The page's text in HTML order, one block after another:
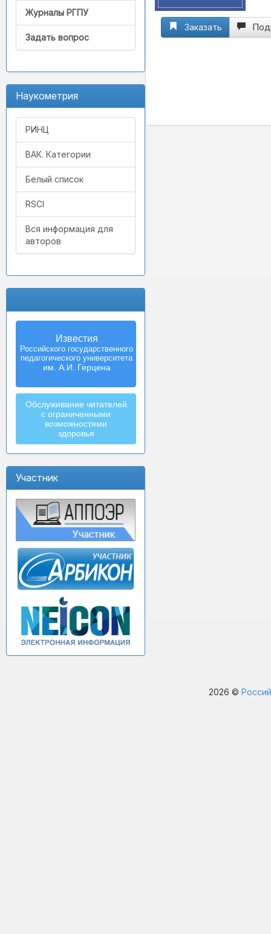
Журналы РГПУ
Задать вопрос
Наукометрия
РИНЦ
ВАК. Категории
Белый список
RSCI
Вся информация для
авторов
Известия
Российского государственного
педагогического университета
им. А.И. Герцена
Обслуживание читателей
с ограниченными
возможностями
здоровья
Участник
Заказать
2026 ©